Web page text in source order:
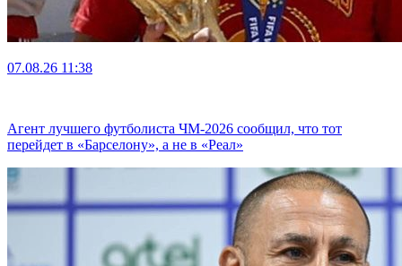
07.08.26 11:38
Агент лучшего футболиста ЧМ-2026 cообщил, что тот
перейдет в «Барселону», а не в «Реал»